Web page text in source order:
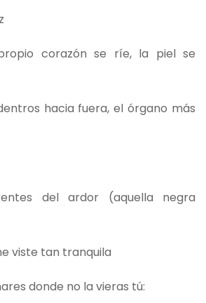
corazón se ríe, la piel se
hacia fuera, el órgano más
del ardor (aquella negra
viste tan tranquila
donde no la vieras tú: